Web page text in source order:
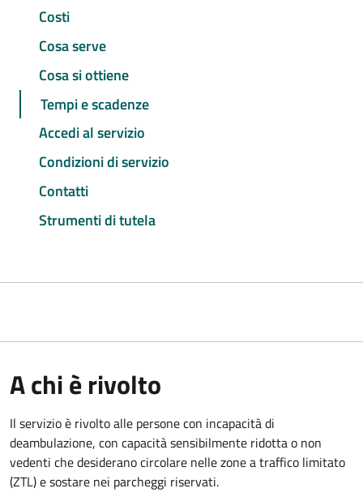
Costi
Cosa serve
Cosa si ottiene
Tempi e scadenze
Accedi al servizio
Condizioni di servizio
Contatti
Strumenti di tutela
A chi è rivolto
Il servizio è rivolto alle persone con incapacità di
deambulazione, con capacità sensibilmente ridotta o non
vedenti che desiderano circolare nelle zone a traffico limitato
(ZTL) e sostare nei parcheggi riservati.